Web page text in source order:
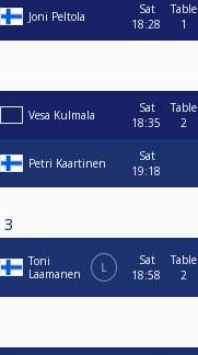
Joni Peltola
Sat
18:28
Table
1
Vesa Kulmala
Sat
18:35
Table
2
Petri Kaartinen
Sat
19:18
3
Toni
Laamanen
L
Sat
18:58
Table
2